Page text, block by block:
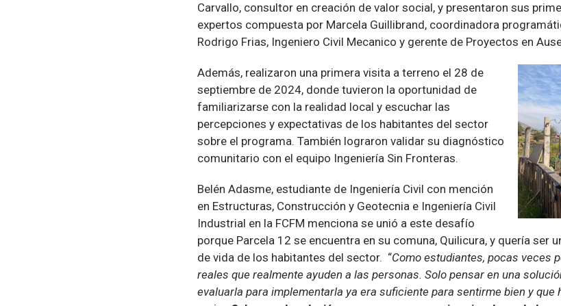
Carvallo, consultor en creación de valor social, y presentaron sus
expertos compuesta por Marcela Guillibrand, coordinadora
Rodrigo Frias, Ingeniero Civil Mecanico y gerente de Proyectos en
Además, realizaron una primera visita a terreno el 28 de
septiembre de 2024, donde tuvieron la oportunidad de
familiarizarse con la realidad local y escuchar las
percepciones y expectativas de los habitantes del sector
sobre el programa. También lograron validar su diagnóstico
comunitario con el equipo Ingeniería Sin Fronteras.
Belén Adasme, estudiante de Ingeniería Civil con mención
en Estructuras, Construcción y Geotecnia e Ingeniería Civil
Industrial en la FCFM menciona se unió a este desafío
porque Parcela 12 se encuentra en su comuna, Quilicura, y quería ser
de vida de los habitantes del sector. “Como estudiantes, pocas veces
reales que realmente ayuden a las personas. Solo pensar en una
evaluarla para implementarla ya era suficiente para sentirme bien y que